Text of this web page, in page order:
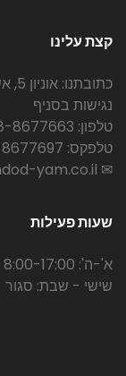
קצת עלינו
כתובתנו: אוניון 5, אשדוד
נגישות בסניף
טלפון: 08-8677663
טלפקס: 08-8677697
✉ info@ashdod-yam.co.il
שעות פעילות
א'-ה': 8:00-17:00
שישי - שבת: סגור